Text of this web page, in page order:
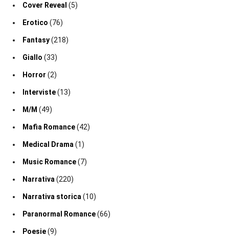
Cover Reveal (5)
Erotico (76)
Fantasy(218)
Giallo (33)
Horror (2)
Interviste(13)
M/M (49)
Mafia Romance(42)
Medical Drama (1)
Music Romance(7)
Narrativa (220)
Narrativa storica (10)
Paranormal Romance(66)
Poesie(9)